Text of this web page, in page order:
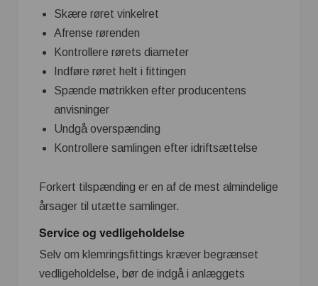
Skære røret vinkelret
Afrense rørenden
Kontrollere rørets diameter
Indføre røret helt i fittingen
Spænde møtrikken efter producentens
anvisninger
Undgå overspænding
Kontrollere samlingen efter idriftsættelse
Forkert tilspænding er en af de mest almindelige
årsager til utætte samlinger.
Service og vedligeholdelse
Selv om klemringsfittings kræver begrænset
vedligeholdelse, bør de indgå i anlæggets